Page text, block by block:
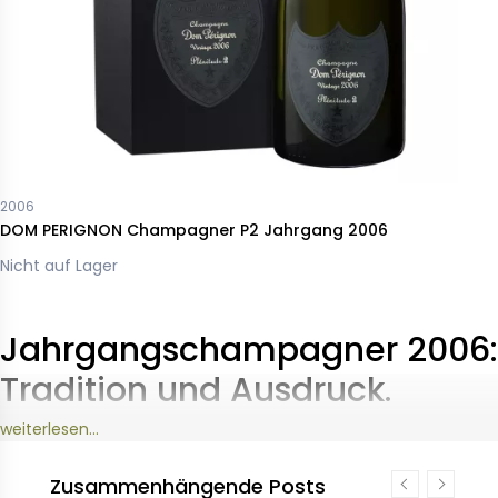
Jahrgangschampagner 2006:
Tradition und Ausdruck.
Die Weinlese 2006 markierte ein wichtiges Kapitel für
Ausgewogenheit und geduldiger Ausbau auf der Hefe.
weiterlesen...
2006
DOM PERIGNON Champagner P2 Jahrgang 2006
Nicht auf Lager
Zusammenhängende Posts